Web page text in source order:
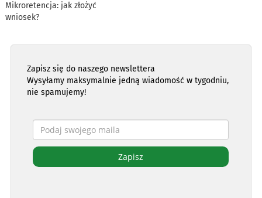
Mikroretencja: jak złożyć
wniosek?
Zapisz się do naszego newslettera
Wysyłamy maksymalnie jedną wiadomość w tygodniu,
nie spamujemy!